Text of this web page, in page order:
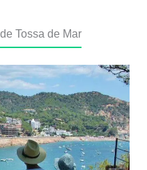
Tossa de Mar